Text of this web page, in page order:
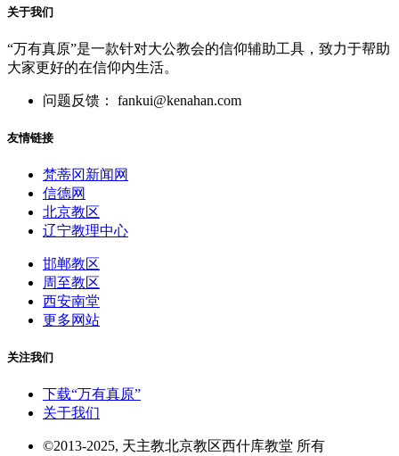
关于我们
“万有真原”是一款针对大公教会的信仰辅助工具，致力于帮助
大家更好的在信仰内生活。
问题反馈： fankui@kenahan.com
友情链接
梵蒂冈新闻网
信德网
北京教区
辽宁教理中心
邯郸教区
周至教区
西安南堂
更多网站
关注我们
下载“万有真原”
关于我们
©2013-2025, 天主教北京教区西什库教堂 所有